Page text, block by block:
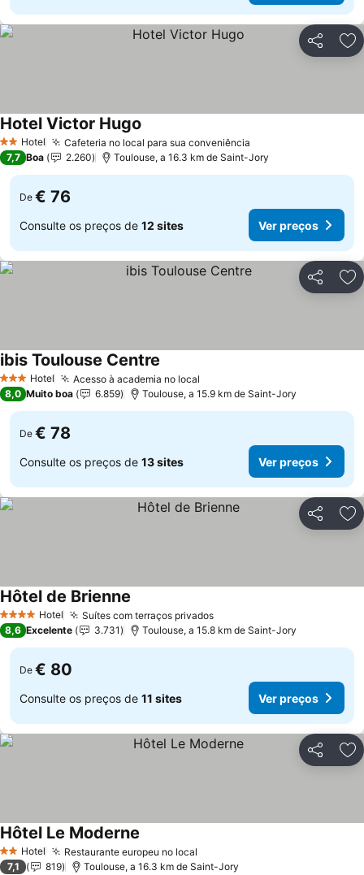
Partilhar
2 Estrelas
Hotel Cafeteria no local para sua conveniência
Hotel Victor Hugo
7,7 Boa 2.260 Toulouse, a 16.3 km de Saint-Jory
De € 76
Consulte os preços de 12 sites Ver preços
Partilhar
3 EstrelasHotel Acesso à academia no local
ibis Toulouse Centre
8,0 Muito boa 6.859 Toulouse, a 15.9 km de Saint-Jory
De € 78
Consulte os preços de 13 sites Ver preços
Partilhar
4 EstrelasHotel Suítes com terraços privadosVer preços
Hôtel de Brienne
8,6 Excelente 3.731 Toulouse, a 15.8 km de Saint-Jory
De € 80
Consulte os preços de 11 sites Ver preços
Partilhar
2 Estrelas
Hotel Restaurante europeu no local
Hôtel Le Moderne
7,1 819 Toulouse, a 16.3 km de Saint-Jory